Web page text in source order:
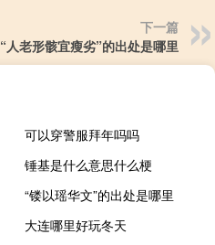
下一篇
“人老形骸宜瘦劣”的出处是哪里
可以穿警服拜年吗吗
锤基是什么意思什么梗
“镂以瑶华文”的出处是哪里
大连哪里好玩冬天